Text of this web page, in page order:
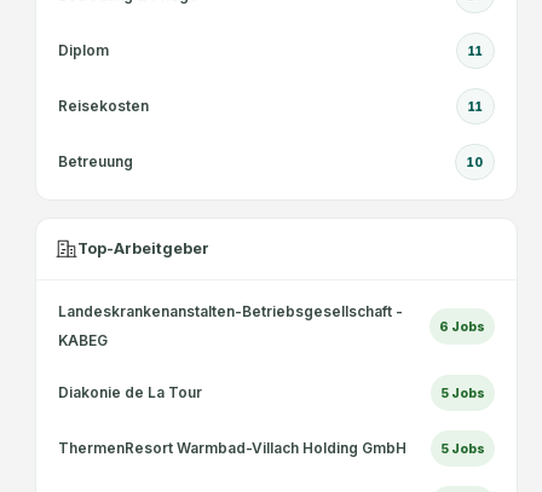
Diplom 11
Reisekosten 11
Betreuung 10
Top-Arbeitgeber
Landeskrankenanstalten-Betriebsgesellschaft -
KABEG
6 Jobs
Diakonie de La Tour 5 Jobs
ThermenResort Warmbad-Villach Holding GmbH 5 Jobs